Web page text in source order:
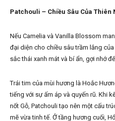
Patchouli – Chiều Sâu Của Thiên
Nếu Camelia và Vanilla Blossom
đại diện cho chiều sâu trầm lắng
sắc thái xanh mát và bí ẩn, gợi nhớ
Trái tim của mùi hương là Hoắc
tiếng với sự ấm áp và quyến rũ. Khi
nốt Gỗ, Patchouli tạo nên một cấu
mẽ vừa tinh tế. Ở tầng hương cuối,